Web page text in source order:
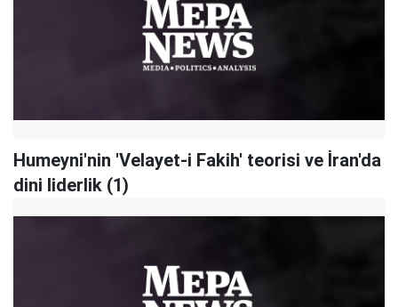
Humeyni'nin 'Velayet-i Fakih' teorisi ve İran'da
dini liderlik (1)